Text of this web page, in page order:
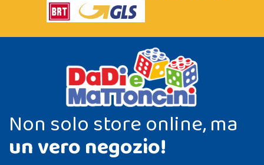
Non solo store online, ma
un vero negozio!